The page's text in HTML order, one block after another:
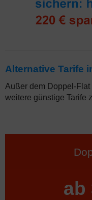
Alternative Tarife
Außer dem Doppel-
weitere günstige Tarife
ab